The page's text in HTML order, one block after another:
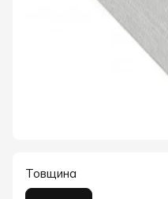
Товщина